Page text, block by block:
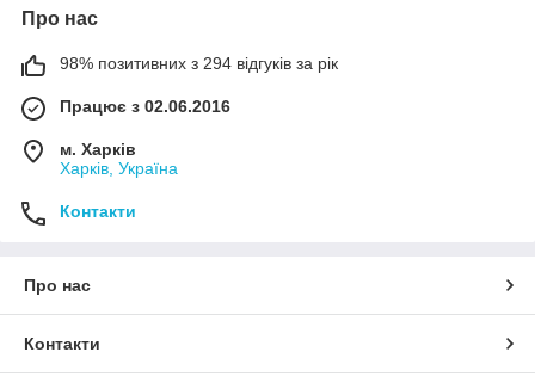
Про нас
98% позитивних з 294 відгуків за рік
Працює з 02.06.2016
м. Харків
Харків, Україна
Контакти
Про нас
Контакти